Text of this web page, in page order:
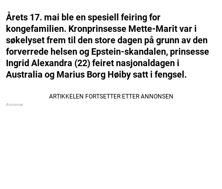
Årets 17. mai ble en spesiell feiring for
kongefamilien. Kronprinsesse Mette-Marit var i
søkelyset frem til den store dagen på grunn av den
forverrede helsen og Epstein-skandalen, prinsesse
Ingrid Alexandra (22) feiret nasjonaldagen i
Australia og Marius Borg Høiby satt i fengsel.